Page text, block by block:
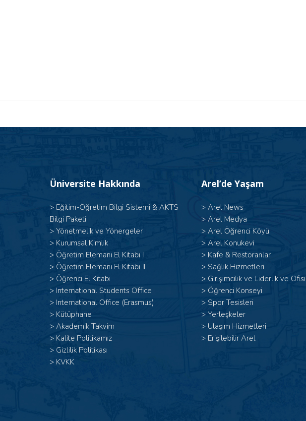
Üniversite Hakkında
> Eğitim-Öğretim Bilgi Sistemi & AKTS
Bilgi Paketi
> Yönetmelik ve Yönergeler
> Kurumsal Kimlik
> Öğretim Elemanı El Kitabı I
> Öğretim Elemanı El Kitabı II
> Öğrenci El Kitabı
> International Students Office
> International Office (Erasmus)
> Kütüphane
> Akademik Takvim
> Kalite Politikamız
> Gizlilik Politikası
> KVKK
Arel’de Yaşam
> Arel News
> Arel Medya
> Arel Öğrenci Köyü
> Arel Konukevi
> Kafe & Restoranlar
> Sağlık Hizmetleri
> Girişimcilik ve Liderlik ve Ofisi
> Öğrenci Konseyi
> Spor Tesisleri
> Yerleşkeler
> Ulaşım Hizmetleri
> Erişilebilir Arel